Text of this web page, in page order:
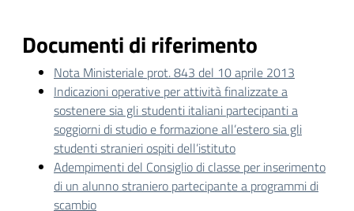
Documenti di riferimento
Nota Ministeriale prot. 843 del 10 aprile 2013
Indicazioni operative per attività finalizzate a
sostenere sia gli studenti italiani partecipanti a
soggiorni di studio e formazione all’estero sia gli
studenti stranieri ospiti dell’istituto
Adempimenti del Consiglio di classe per inserimento
di un alunno straniero partecipante a programmi di
scambio